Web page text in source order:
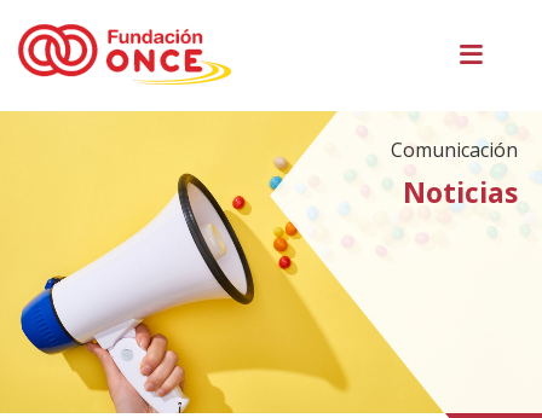
principal
Comunicación
Noticias